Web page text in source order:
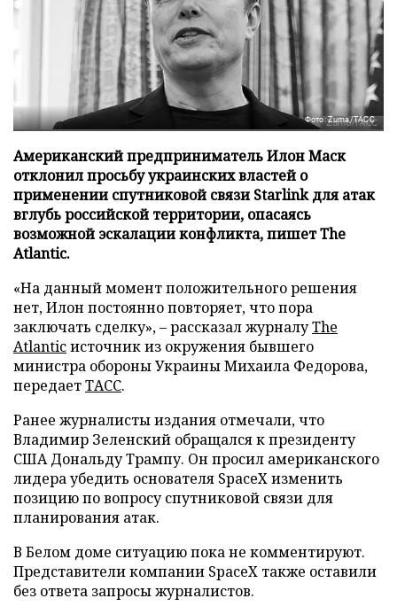
Фото: Zuma/ТАСС
Американский предприниматель Илон Маск
отклонил просьбу украинских властей о
применении спутниковой связи Starlink для атак
вглубь российской территории, опасаясь
возможной эскалации конфликта, пишет The
Atlantic.
«На данный момент положительного решения
нет, Илон постоянно повторяет, что пора
заключать сделку», – рассказал журналуThe
Atlanticисточник из окружения бывшего
министра обороны Украины Михаила Федорова,
передаетТАСС.
Ранее журналисты издания отмечали, что
Владимир Зеленский обращался к президенту
США Дональду Трампу. Он просил американского
лидера убедить основателя SpaceX изменить
позицию по вопросу спутниковой связи для
планирования атак.
В Белом доме ситуацию пока не комментируют.
Представители компании SpaceX также оставили
без ответа запросы журналистов.